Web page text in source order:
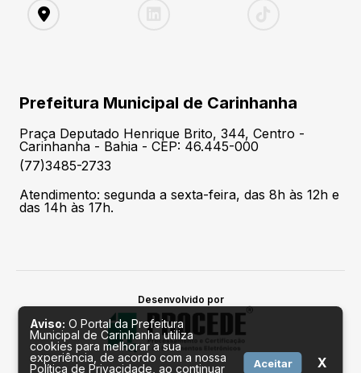
Prefeitura Municipal de Carinhanha
Praça Deputado Henrique Brito, 344, Centro -
Carinhanha - Bahia - CEP: 46.445-000
(77)3485-2733
Atendimento: segunda a sexta-feira, das 8h às 12h e
das 14h às 17h.
Desenvolvido por
Aviso: O Portal da Prefeitura
Municipal de Carinhanha utiliza
cookies para melhorar a sua
experiência, de acordo com a nossa
Política de Privacidade, ao continuar
Aceitar X